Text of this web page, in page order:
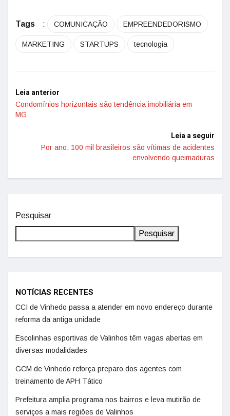
Tags : COMUNICAÇÃO EMPREENDEDORISMO
MARKETING STARTUPS tecnologia
Leia anterior
Condomínios horizontais são tendência imobiliária em
MG
Leia a seguir
Por ano, 100 mil brasileiros são vítimas de acidentes
envolvendo queimaduras
Pesquisar
Pesquisar
NOTÍCIAS RECENTES
CCI de Vinhedo passa a atender em novo endereço durante
reforma da antiga unidade
Escolinhas esportivas de Valinhos têm vagas abertas em
diversas modalidades
GCM de Vinhedo reforça preparo dos agentes com
treinamento de APH Tático
Prefeitura amplia programa nos bairros e leva mutirão de
serviços a mais regiões de Valinhos